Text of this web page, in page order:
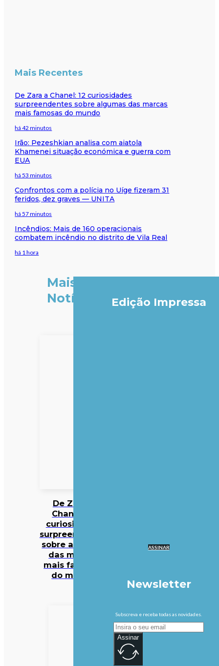
Mais Recentes
De Zara a Chanel: 12 curiosidades
surpreendentes sobre algumas das marcas
mais famosas do mundo
há 42 minutos
Irão: Pezeshkian analisa com aiatola
Khamenei situação económica e guerra com
EUA
há 53 minutos
Confrontos com a polícia no Uíge fizeram 31
feridos, dez graves — UNITA
há 57 minutos
Incêndios: Mais de 160 operacionais
combatem incêndio no distrito de Vila Real
há 1 hora
Mais
Notícias
De Zara a
Chanel: 12
curiosidades
surpreendentes
sobre algumas
das marcas
mais famosas
do mundo
Edição Impressa
ASSINAR
Newsletter
Subscreva e receba todas as novidades.
Assinar